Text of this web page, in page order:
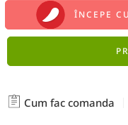
ÎNCEPE
Cum fac comanda